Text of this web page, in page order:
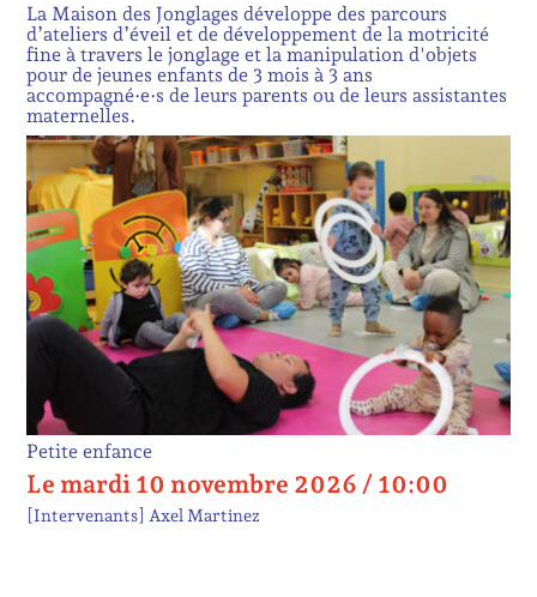
La Maison des Jonglages développe des parcours
d’ateliers d’éveil et de développement de la motricité
fine à travers le jonglage et la manipulation d'objets
pour de jeunes enfants de 3 mois à 3 ans
accompagné·e·s de leurs parents ou de leurs assistantes
maternelles.
Petite enfance
Le mardi 10 novembre 2026 / 10:00
[Intervenants] Axel Martinez